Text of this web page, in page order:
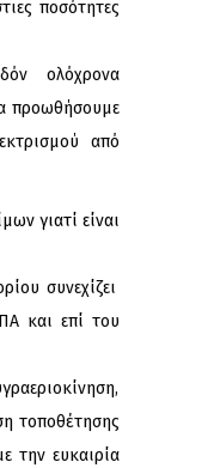
ποσότητες
ολόχρονα
προωθήσουμε
από
γιατί είναι
συνεχίζει
και επί του
τοποθέτησης
την ευκαιρία